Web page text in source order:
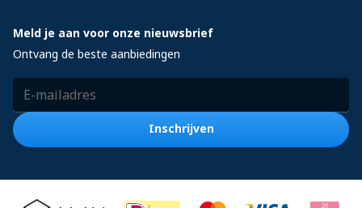
Meld je aan voor onze nieuwsbrief
Ontvang de beste aanbiedingen
Inschrijven